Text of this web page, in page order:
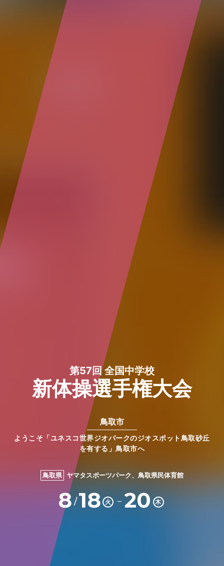
第57回 全国中学校
新体操選手権大会
鳥取市
ようこそ「ユネスコ世界ジオパークのジオスポット鳥取砂丘
を有する」鳥取市へ
鳥取県 ヤマタスポーツパーク、鳥取県民体育館
8/18 火 － 20 木